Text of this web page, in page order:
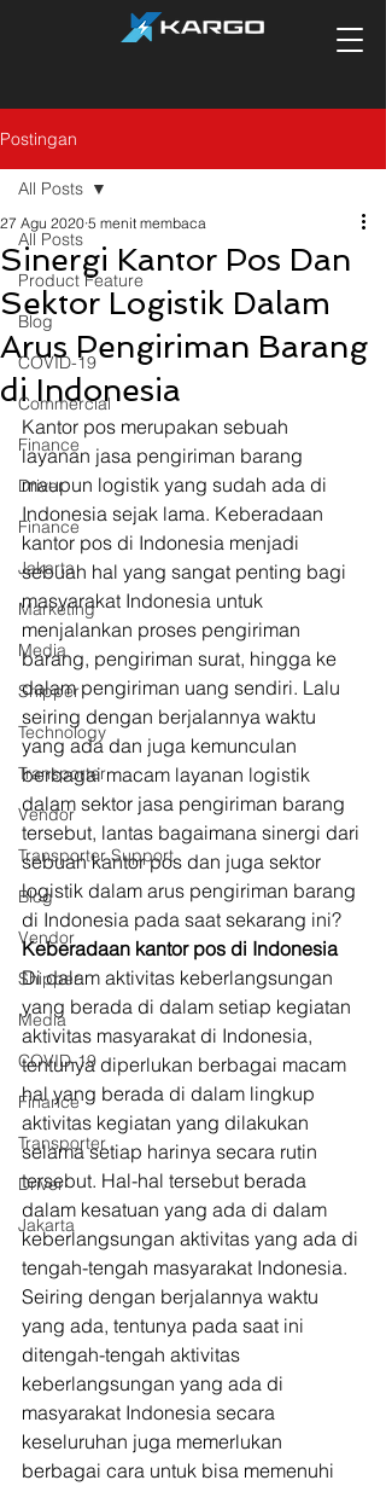
Postingan
All Posts
Product Feature
Blog
COVID-19
Commercial
Finance
Driver
Finance
Jakarta
Marketing
Media
Shipper
Technology
Transporter
Vendor
Transporter Support
Blog
Vendor
Shipper
Media
COVID-19
Finance
Transporter
Driver
Jakarta
All Posts
Sinergi Kantor Pos Dan
Sektor Logistik Dalam
Arus Pengiriman Barang
di Indonesia
27 Agu 2020 5 menit membaca
Kantor pos merupakan sebuah
layanan jasa pengiriman barang
maupun logistik yang sudah ada di
Indonesia sejak lama. Keberadaan
kantor pos di Indonesia menjadi
sebuah hal yang sangat penting bagi
masyarakat Indonesia untuk
menjalankan proses pengiriman
barang, pengiriman surat, hingga ke
dalam pengiriman uang sendiri. Lalu
seiring dengan berjalannya waktu
yang ada dan juga kemunculan
berbagai macam layanan logistik
dalam sektor jasa pengiriman barang
tersebut, lantas bagaimana sinergi dari
sebuah kantor pos dan juga sektor
logistik dalam arus pengiriman barang
di Indonesia pada saat sekarang ini?
Keberadaan kantor pos di Indonesia
Di dalam aktivitas keberlangsungan
yang berada di dalam setiap kegiatan
aktivitas masyarakat di Indonesia,
tentunya diperlukan berbagai macam
hal yang berada di dalam lingkup
aktivitas kegiatan yang dilakukan
selama setiap harinya secara rutin
tersebut. Hal-hal tersebut berada
dalam kesatuan yang ada di dalam
keberlangsungan aktivitas yang ada di
tengah-tengah masyarakat Indonesia.
Seiring dengan berjalannya waktu
yang ada, tentunya pada saat ini
ditengah-tengah aktivitas
keberlangsungan yang ada di
masyarakat Indonesia secara
keseluruhan juga memerlukan
berbagai cara untuk bisa memenuhi